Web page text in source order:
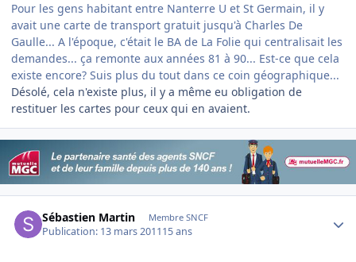
Pour les gens habitant entre Nanterre U et St Germain, il y
avait une carte de transport gratuit jusqu'à Charles De
Gaulle... A l'époque, c'était le BA de La Folie qui centralisait les
demandes... ça remonte aux années 81 à 90... Est-ce que cela
existe encore? Suis plus du tout dans ce coin géographique...
Désolé, cela n'existe plus, il y a même eu obligation de
restituer les cartes pour ceux qui en avaient.
Sébastien Martin Membre SNCF
Publication: 13 mars 201115 ans